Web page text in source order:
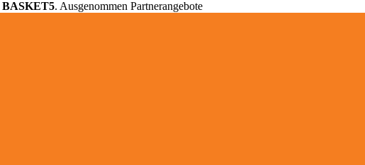
BASKET5. Ausgenommen Partnerangebote